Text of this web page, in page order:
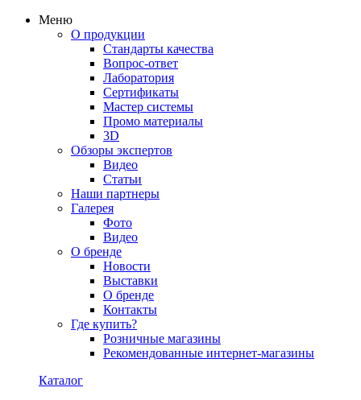
Меню
О продукции
Стандарты качества
Вопрос-ответ
Лаборатория
Сертификаты
Мастер системы
Промо материалы
3D
Обзоры экспертов
Видео
Статьи
Наши партнеры
Галерея
Фото
Видео
О бренде
Новости
Выставки
О бренде
Контакты
Где купить?
Розничные магазины
Рекомендованные интернет-магазины
Каталог